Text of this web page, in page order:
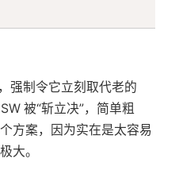
强制令它立刻取代老的
被“斩立决”，简单粗
方案，因为实在是太容易
大。